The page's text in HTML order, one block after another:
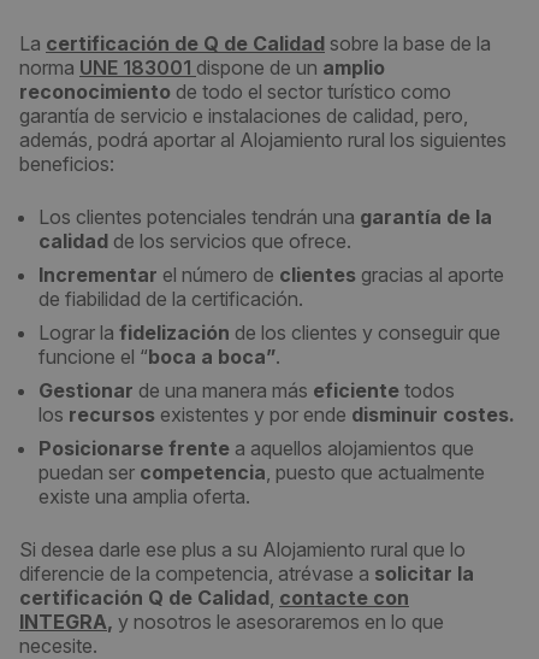
La certificación de Q de Calidad sobre la base de la
norma UNE 183001 dispone de un amplio
reconocimiento de todo el sector turístico como
garantía de servicio e instalaciones de calidad, pero,
además, podrá aportar al Alojamiento rural los siguientes
beneficios:
Los clientes potenciales tendrán una garantía de la
calidad de los servicios que ofrece.
Incrementar el número de clientes gracias al aporte
de fiabilidad de la certificación.
Lograr la fidelización de los clientes y conseguir que
funcione el “boca a boca”.
Gestionar de una manera más eficiente todos
los recursos existentes y por ende disminuir costes.
Posicionarse frente a aquellos alojamientos que
puedan ser competencia, puesto que actualmente
existe una amplia oferta.
Si desea darle ese plus a su Alojamiento rural que lo
diferencie de la competencia, atrévase a solicitar la
certificación Q de Calidad, contacte con
INTEGRA, y nosotros le asesoraremos en lo que
necesite.